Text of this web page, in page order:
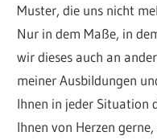
Muster, die uns nicht
Nur in dem Maße, in
wir dieses auch an
meiner Ausbildungen
Ihnen in jeder Situation
Ihnen von Herzen